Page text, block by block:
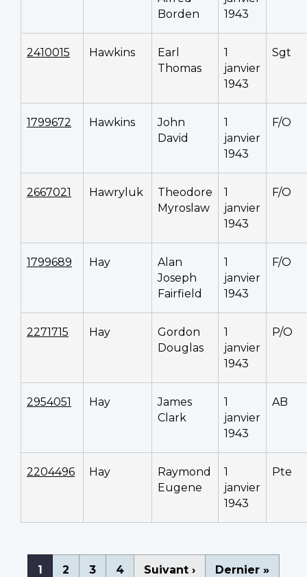
Borden
1943
2410015 Hawkins
Earl
Thomas
1
janvier
1943
Sgt
1799672 Hawkins
John
David
1
janvier
1943
F/O
2667021 Hawryluk
Theodore
Myroslaw
1
janvier
1943
F/O
1799689 Hay
Alan
Joseph
Fairfield
1
janvier
1943
F/O
2271715 Hay
Gordon
Douglas
1
janvier
1943
P/O
2954051 Hay
James
Clark
1
janvier
1943
AB
2204496 Hay
Raymond
Eugene
1
janvier
1943
Pte
Pagination
Page
1 Page
2 Page
3 Page
4
Page
Suivant ›
Dernière
Dernier »